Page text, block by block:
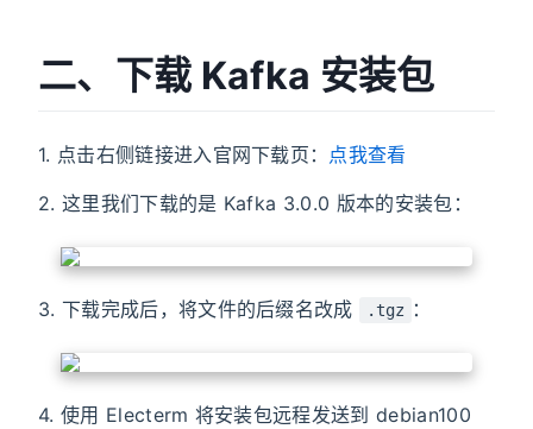
二、下载 Kafka 安装包
1. 点击右侧链接进入官网下载页： 点我查看
2. 这里我们下载的是 Kafka 3.0.0 版本的安装包：
3. 下载完成后，将文件的后缀名改成 .tgz ：
4. 使用 Electerm 将安装包远程发送到 debian100